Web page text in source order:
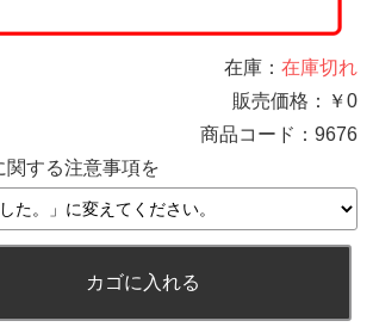
在庫： 在庫切れ
販売価格：
￥0
商品コード： 9676
関する注意事項を